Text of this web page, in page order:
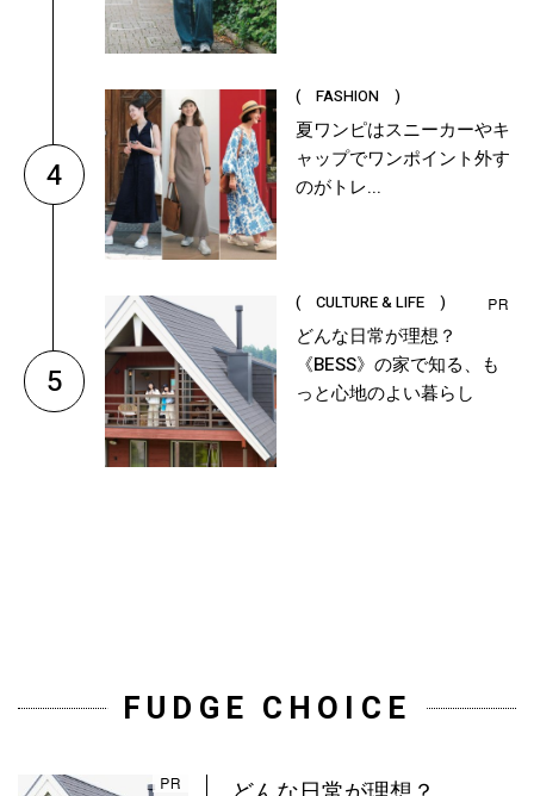
4
( FASHION )
夏ワンピはスニーカーやキ
ャップでワンポイント外す
のがトレ...
5
( CULTURE & LIFE )
どんな日常が理想？
《BESS》の家で知る、も
っと心地のよい暮らし
FUDGE CHOICE